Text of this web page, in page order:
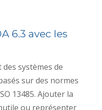
6.3 avec les
systèmes de
sur des normes
13485. Ajouter la
ou représenter